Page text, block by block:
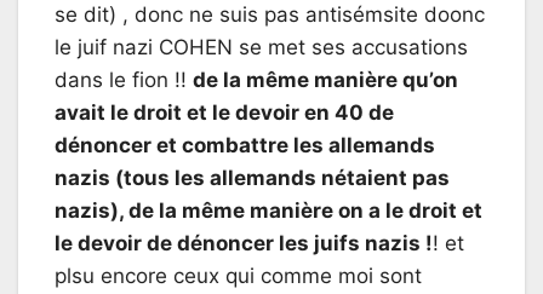
se dit) , donc ne suis pas antisémsite doonc
le juif nazi COHEN se met ses accusations
dans le fion !! de la même manière qu’on
avait le droit et le devoir en 40 de
dénoncer et combattre les allemands
nazis (tous les allemands nétaient pas
nazis), de la même manière on a le droit et
le devoir de dénoncer les juifs nazis !! et
plsu encore ceux qui comme moi sont